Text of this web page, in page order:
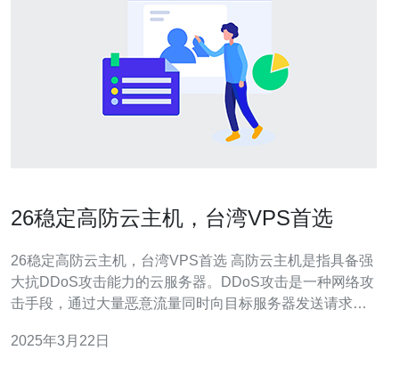
26稳定高防云主机，台湾VPS首选
26稳定高防云主机，台湾VPS首选 高防云主机是指具备强
大抗DDoS攻击能力的云服务器。DDoS攻击是一种网络攻
击手段，通过大量恶意流量同时向目标服务器发送请求，
稳定高防云主机采用先进的防护技术，能够有效应对各种
2025年3月22日